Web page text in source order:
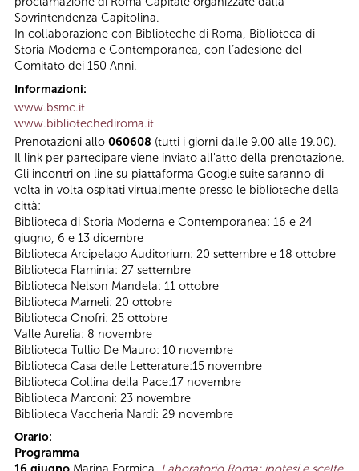
Sovrintendenza Capitolina.
In collaborazione con Biblioteche di Roma, Biblioteca di
Storia Moderna e Contemporanea, con l’adesione del
Comitato dei 150 Anni.
Informazioni:
www.bsmc.it
www.bibliotechediroma.it
Prenotazioni allo 060608 (tutti i giorni dalle 9.00 alle 19.00).
Il link per partecipare viene inviato all'atto della prenotazione.
Gli incontri on line su piattaforma Google suite saranno di
volta in volta ospitati virtualmente presso le biblioteche della
città:
Biblioteca di Storia Moderna e Contemporanea: 16 e 24
giugno, 6 e 13 dicembre
Biblioteca Arcipelago Auditorium: 20 settembre e 18 ottobre
Biblioteca Flaminia: 27 settembre
Biblioteca Nelson Mandela: 11 ottobre
Biblioteca Mameli: 20 ottobre
Biblioteca Onofri: 25 ottobre
Valle Aurelia: 8 novembre
Biblioteca Tullio De Mauro: 10 novembre
Biblioteca Casa delle Letterature:15 novembre
Biblioteca Collina della Pace:17 novembre
Biblioteca Marconi: 23 novembre
Biblioteca Vaccheria Nardi: 29 novembre
Orario:
Programma